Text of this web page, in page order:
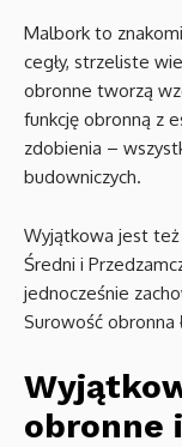
Malbork to
cegły, strzeliste
obronne tworzą
funkcję obronną z
zdobienia –
budowniczych.
Wyjątkowa jest też
Średni i
jednocześnie
Surowość obronna
obronne